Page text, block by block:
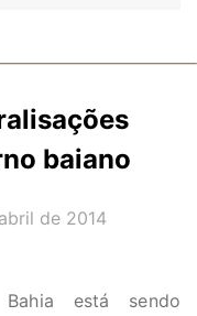
baiano
de 2014
está sendo